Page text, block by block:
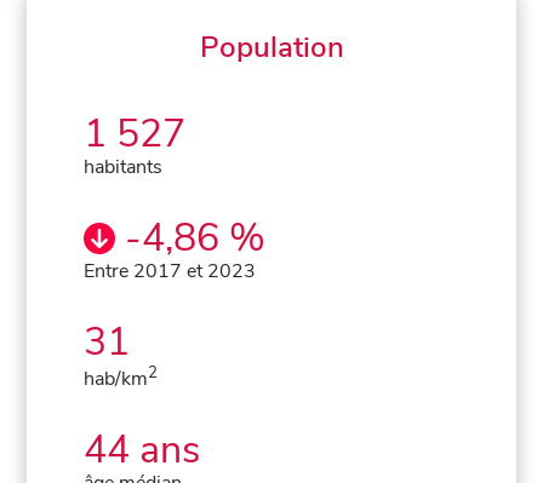
Population
1 527
habitants
-4,86 %
Entre 2017 et 2023
31
hab/km2
44 ans